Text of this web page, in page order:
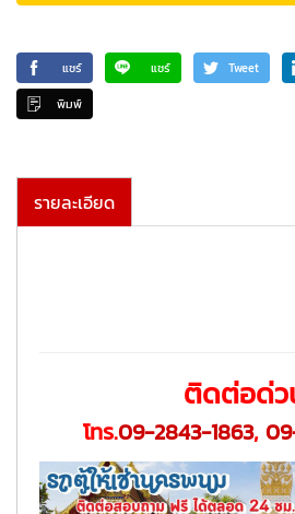
แชร์ แชร์ Tweet
พิมพ์
รายละเอียด
ติดต่อด่
โทร.09-2843-1863,